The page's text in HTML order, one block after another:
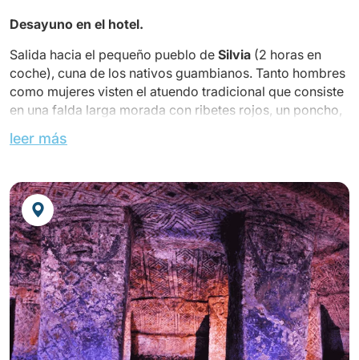
Desayuno en el hotel.
Salida hacia el pequeño pueblo de Silvia (2 horas en
coche), cuna de los nativos guambianos. Tanto hombres
como mujeres visten el atuendo tradicional que consiste
en una falda larga morada con ribetes rojos, un poncho,
una bufanda con rayas de colores y un sombrero. Los
guambianos viven en aldeas comunitarias en las afueras
mercado para vender su cosecha. Visita el mercado
donde también podrás encontrar artesanías locales.
Almuerzo en un restaurante local.
Continuación haciaPopayán. Llegada y check-in en el
HotelCAMINO REAL*** o LA PLAZUELA***.
Recorrido a pie porel centro histórico. El paseo por la
zona colonial de la ciudad conocida como la Ciudad
Blanca es una oportunidad para descubrir la Casa Museo
leer más